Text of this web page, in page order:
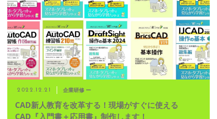
2022.12.21 企業研修 ー
CAD新人教育を改革する！現場がすぐに使える
CAD『入門書＋応用書』制作します！